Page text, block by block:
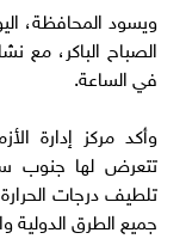
ويسود المحافظة،
في الساعة.
وأكد مركز إدارة
تتعرض لها جنوب
جميع الطرق